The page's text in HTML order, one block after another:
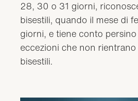
28, 30 o 31 giorni,
bisestili, quando il mese di
giorni, e tiene conto
eccezioni che non
bisestili.